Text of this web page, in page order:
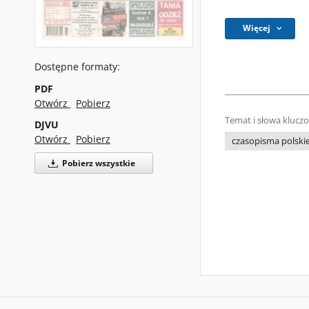
Dostępne formaty:
PDF
Otwórz
Pobierz
DJVU
Otwórz
Pobierz
Pobierz wszystkie
Więcej
Temat i słowa
czasopisma